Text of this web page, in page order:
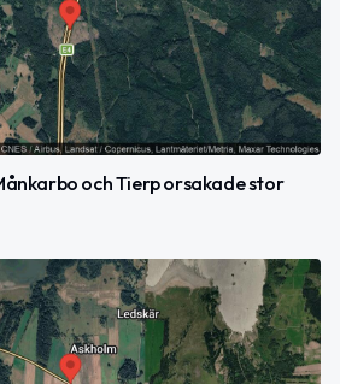
och Tierp orsakade stor